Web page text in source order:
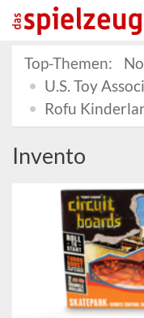
Top-Themen:
U.S. Toy
Rofu
Invento